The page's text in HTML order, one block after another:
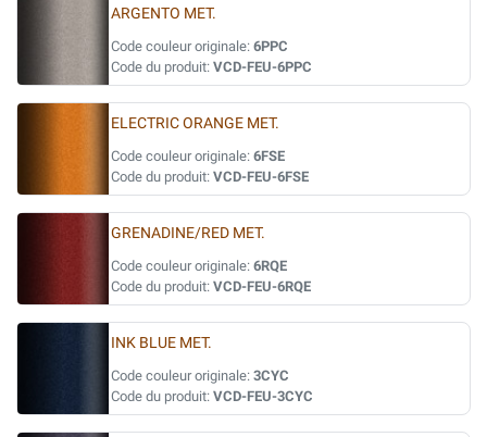
ARGENTO MET.
Code couleur originale: 6PPC
Code du produit: VCD-FEU-6PPC
ELECTRIC ORANGE MET.
Code couleur originale: 6FSE
Code du produit: VCD-FEU-6FSE
GRENADINE/RED MET.
Code couleur originale: 6RQE
Code du produit: VCD-FEU-6RQE
INK BLUE MET.
Code couleur originale: 3CYC
Code du produit: VCD-FEU-3CYC